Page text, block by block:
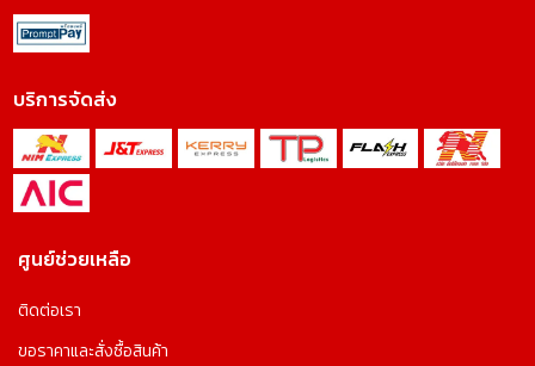
บริการจัดส่ง
ศูนย์ช่วยเหลือ
ติดต่อเรา
ขอราคาและสั่งซื้อสินค้า